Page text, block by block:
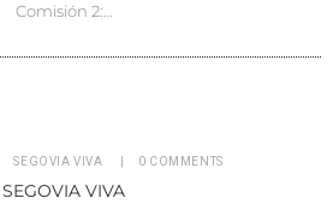
Comisión 2:…
SEGOVIA VIVA 0 COMMENTS
SEGOVIA VIVA